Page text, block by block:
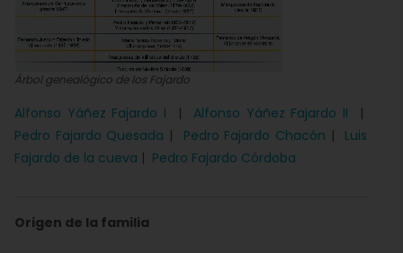
Árbol genealógico de los Fajardo
Alfonso Yáñez Fajardo I | Alfonso Yáñez Fajardo II |
Pedro Fajardo Quesada | Pedro Fajardo Chacón | Luis
Fajardo de la cueva | Pedro Fajardo Córdoba
Origen de la familia